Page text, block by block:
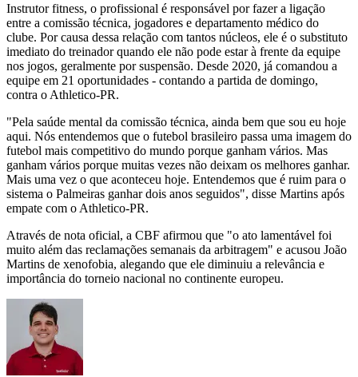
Instrutor fitness, o profissional é responsável por fazer a ligação
entre a comissão técnica, jogadores e departamento médico do
clube. Por causa dessa relação com tantos núcleos, ele é o substituto
imediato do treinador quando ele não pode estar à frente da equipe
nos jogos, geralmente por suspensão. Desde 2020, já comandou a
equipe em 21 oportunidades - contando a partida de domingo,
contra o Athletico-PR.
"Pela saúde mental da comissão técnica, ainda bem que sou eu hoje
aqui. Nós entendemos que o futebol brasileiro passa uma imagem do
futebol mais competitivo do mundo porque ganham vários. Mas
ganham vários porque muitas vezes não deixam os melhores ganhar.
Mais uma vez o que aconteceu hoje. Entendemos que é ruim para o
sistema o Palmeiras ganhar dois anos seguidos", disse Martins após
empate com o Athletico-PR.
Através de nota oficial, a CBF afirmou que "o ato lamentável foi
muito além das reclamações semanais da arbitragem" e acusou João
Martins de xenofobia, alegando que ele diminuiu a relevância e
importância do torneio nacional no continente europeu.